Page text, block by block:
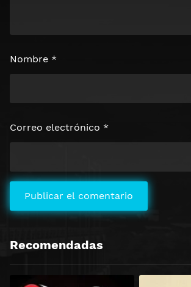
Nombre *
Correo electrónico *
Recomendadas